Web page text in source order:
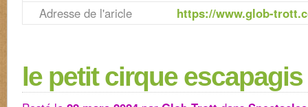
Adresse de l'aricle
https://www.glob-
le petit cirque escapagis